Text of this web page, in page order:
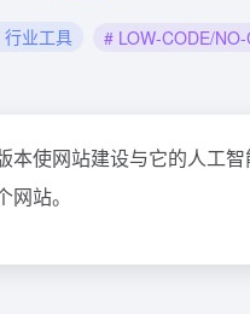
行业工具 # LOW-CODE/
本使网站建设与它的人工
站。